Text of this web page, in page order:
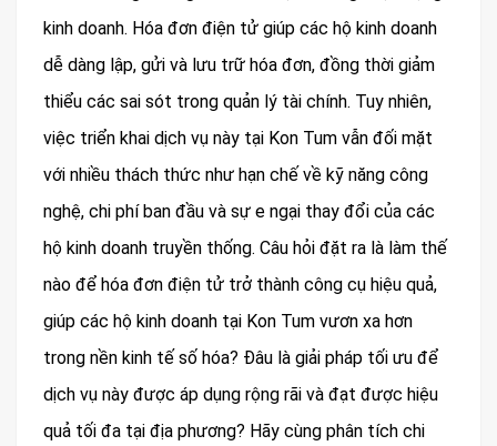
kinh doanh. Hóa đơn điện tử giúp các hộ kinh doanh
dễ dàng lập, gửi và lưu trữ hóa đơn, đồng thời giảm
thiểu các sai sót trong quản lý tài chính. Tuy nhiên,
việc triển khai dịch vụ này tại Kon Tum vẫn đối mặt
với nhiều thách thức như hạn chế về kỹ năng công
nghệ, chi phí ban đầu và sự e ngại thay đổi của các
hộ kinh doanh truyền thống. Câu hỏi đặt ra là làm thế
nào để hóa đơn điện tử trở thành công cụ hiệu quả,
giúp các hộ kinh doanh tại Kon Tum vươn xa hơn
trong nền kinh tế số hóa? Đâu là giải pháp tối ưu để
dịch vụ này được áp dụng rộng rãi và đạt được hiệu
quả tối đa tại địa phương? Hãy cùng phân tích chi